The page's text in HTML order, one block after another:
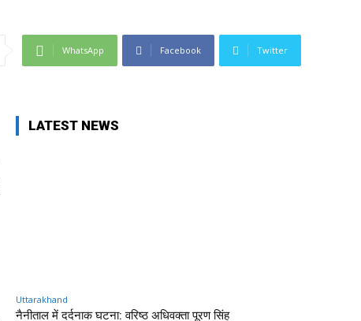
WhatsApp Facebook Twitter
LATEST NEWS
Uttarakhand
नैनीताल में दर्दनाक घटना: वरिष्ठ अधिवक्ता पूरण सिंह